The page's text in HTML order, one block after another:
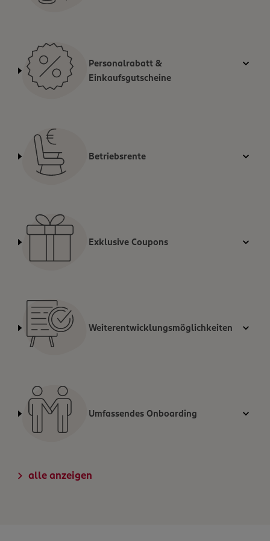
Personalrabatt &
Einkaufsgutscheine
Betriebsrente
Exklusive Coupons
Weiterentwicklungsmöglichkeiten
Umfassendes Onboarding
alle anzeigen